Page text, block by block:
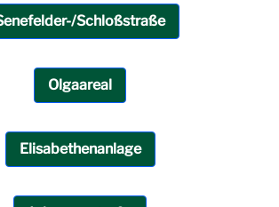
Schloßstraße
Olgaareal
Elisabethenanlage